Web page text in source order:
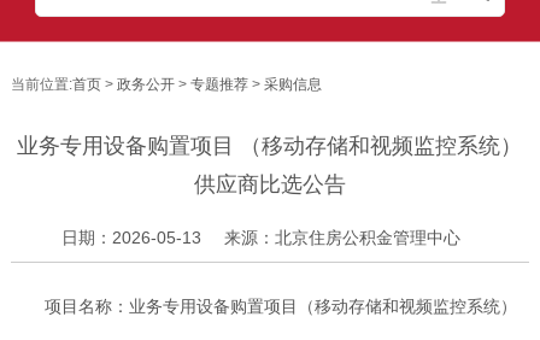
当前位置:首页> 政务公开> 专题推荐> 采购信息
业务专用设备购置项目 （移动存储和视频监控系统）
供应商比选公告
日期：2026-05-13 来源：北京住房公积金管理中心
项目名称：业务专用设备购置项目（移动存储和视频监控系统）